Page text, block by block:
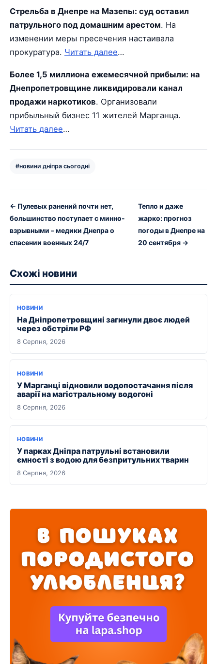
Стрельба в Днепре на Мазепы: суд оставил
патрульного под домашним арестом. На
изменении меры пресечения настаивала
прокуратура. Читать далее…
Более 1,5 миллиона ежемесячной прибыли: на
Днепропетровщине ликвидировали канал
продажи наркотиков. Организовали
прибыльный бизнес 11 жителей Марганца.
Читать далее…
#новини дніпра сьогодні
← Пулевых ранений почти нет,
большинство поступает с минно-
взрывными – медики Днепра о
спасении военных 24/7
Тепло и даже
жарко: прогноз
погоды в Днепре на
20 сентября →
Схожі новини
НОВИНИ
На Дніпропетровщині загинули двоє людей
через обстріли РФ
8 Серпня, 2026
НОВИНИ
У Марганці відновили водопостачання після
аварії на магістральному водогоні
8 Серпня, 2026
НОВИНИ
У парках Дніпра патрульні встановили
ємності з водою для безпритульних тварин
8 Серпня, 2026